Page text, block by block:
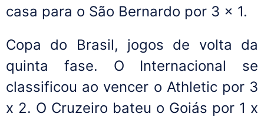
casa para o São Bernardo por 3 x 1.
Copa do Brasil, jogos de volta da
quinta fase. O Internacional se
classificou ao vencer o Athletic por 3
x 2. O Cruzeiro bateu o Goiás por 1 x